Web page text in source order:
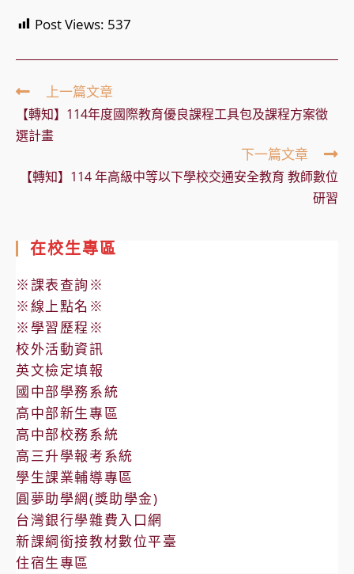
Post Views: 537
Read
more
articles
上一篇文章
【轉知】114年度國際教育優良課程工具包及課程方案徵
選計畫
下一篇文章
【轉知】114 年高級中等以下學校交通安全教育 教師數位
研習
在校生專區
※課表查詢※
※線上點名※
※學習歷程※
校外活動資訊
英文檢定填報
國中部學務系統
高中部新生專區
高中部校務系統
高三升學報考系統
學生課業輔導專區
圓夢助學網(獎助學金)
台灣銀行學雜費入口網
新課綱銜接教材數位平臺
住宿生專區